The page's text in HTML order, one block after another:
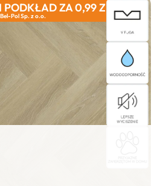
ZA 0,99 ZŁ
Pol Sp. z o.o.